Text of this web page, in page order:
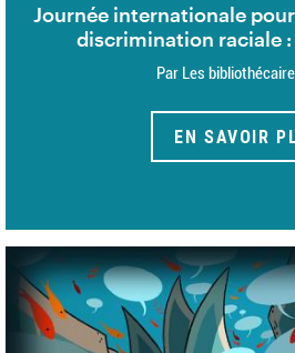
Journée internationale
discrimination raciale :
Par Les
EN SAVOIR